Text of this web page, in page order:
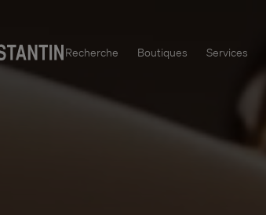
Recherche Boutiques Services